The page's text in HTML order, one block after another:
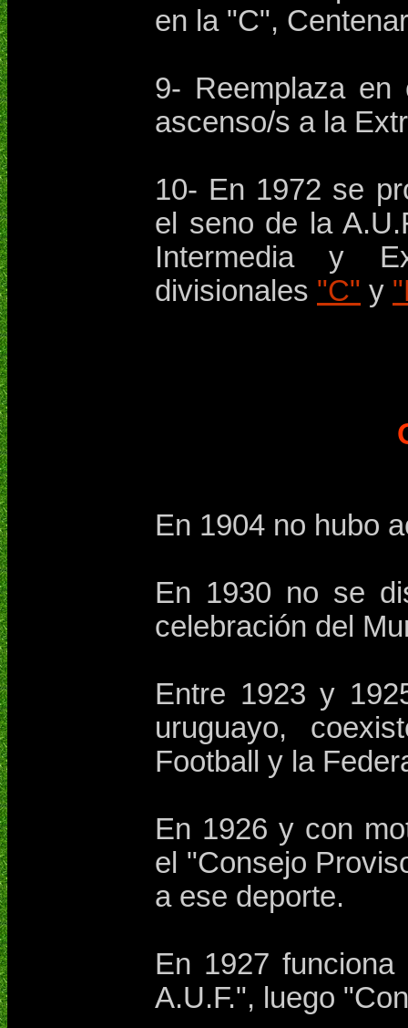
en la "C",
9- Reemplaza
ascenso/s a la
10- En 1972 se
el seno de la
Intermedia y
divisionales "C" y
En 1904 no hubo
En 1930 no se
celebración del
Entre 1923 y
uruguayo,
Football y la
En 1926 y con
el "Consejo
a ese deporte.
En 1927
A.U.F.", luego